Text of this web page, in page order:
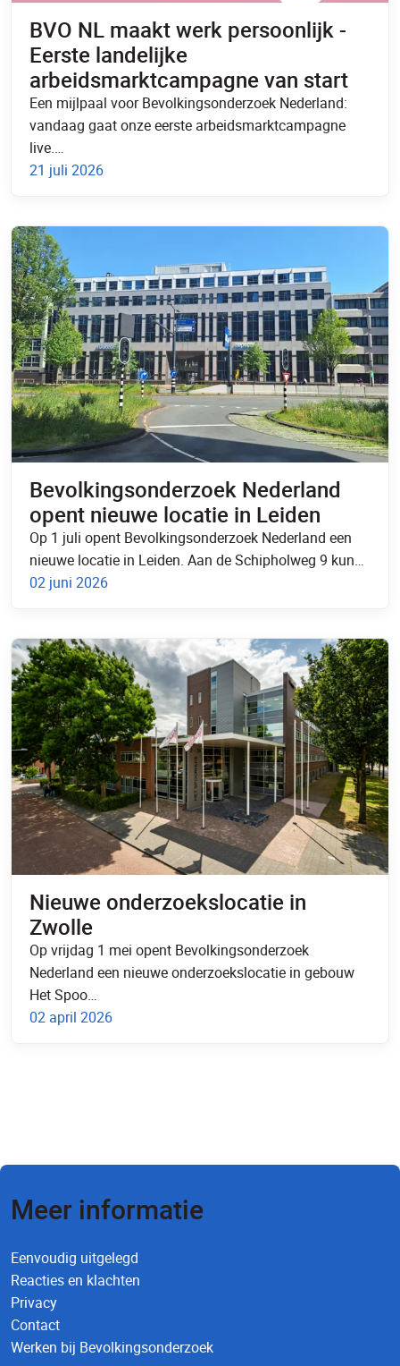
BVO NL maakt werk persoonlijk -
Eerste landelijke
arbeidsmarktcampagne van start
Een mijlpaal voor Bevolkingsonderzoek Nederland:
vandaag gaat onze eerste arbeidsmarktcampagne
live.…
21 juli 2026
Bevolkingsonderzoek Nederland
opent nieuwe locatie in Leiden
Op 1 juli opent Bevolkingsonderzoek Nederland een
nieuwe locatie in Leiden. Aan de Schipholweg 9 kun…
02 juni 2026
Nieuwe onderzoekslocatie in
Zwolle
Op vrijdag 1 mei opent Bevolkingsonderzoek
Nederland een nieuwe onderzoekslocatie in gebouw
Het Spoo…
02 april 2026
Meer informatie
Eenvoudig uitgelegd
Reacties en klachten
Privacy
Contact
Werken bij Bevolkingsonderzoek